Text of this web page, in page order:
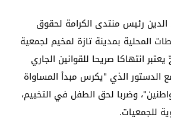
رئيس منتدى الكرامة لحقوق
المحلية بمدينة تازة لمخيم لجمعية
انتهاكا صريحا للقوانين الجاري
الدستور الذي "يكرس مبدأ المساواة
وضربا لحق الطفل في التخييم،
للجمعيات.